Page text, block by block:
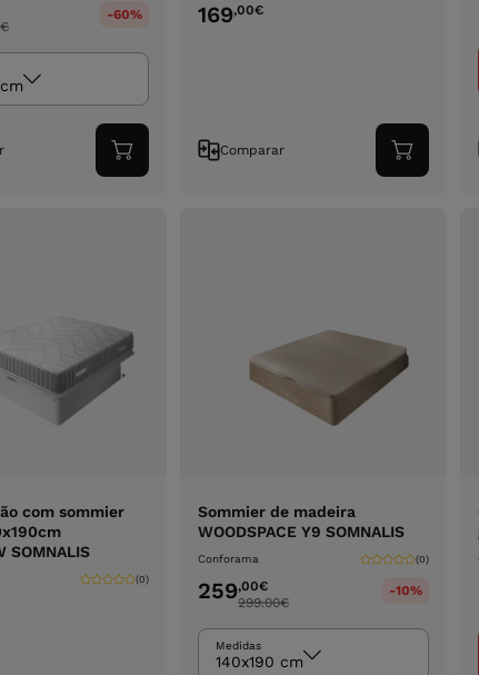
€
-60%
Adicionar
ao
169,00€
Comparar
ao
com sommier
SOMNALIS
(0)
Sommier de madeira
WOODSPACE Y9 SOMNALIS
Conforama (0)
259,00€
299.00€
-10%
Medidas
140x190 cm